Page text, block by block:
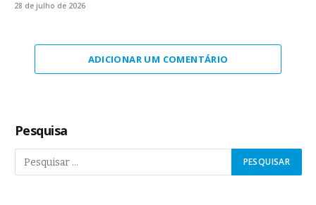
28 de julho de 2026
ADICIONAR UM COMENTÁRIO
Pesquisa